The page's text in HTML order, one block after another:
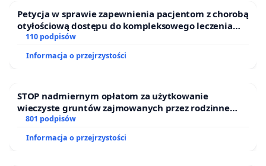
Petycja w sprawie zapewnienia pacjentom z chorobą
otyłościową dostępu do kompleksowego leczenia
oraz programów profilaktycznych.
110 podpisów
Informacja o przejrzystości
STOP nadmiernym opłatom za użytkowanie
wieczyste gruntów zajmowanych przez rodzinne
ogrody działkowe.
801 podpisów
Informacja o przejrzystości